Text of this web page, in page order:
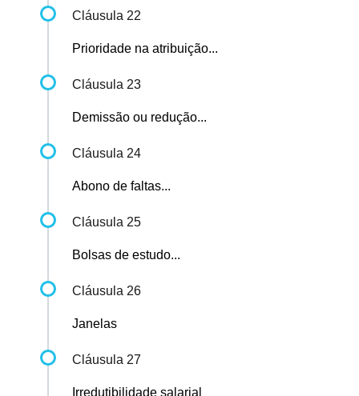
Cláusula 22
Prioridade na atribuição...
Cláusula 23
Demissão ou redução...
Cláusula 24
Abono de faltas...
Cláusula 25
Bolsas de estudo...
Cláusula 26
Janelas
Cláusula 27
Irredutibilidade salarial